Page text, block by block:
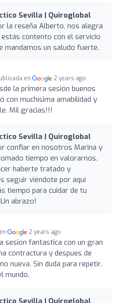
Sevilla | Quiroglobal
la reseña Alberto, nos alegra
estás contento con el servicio
mandamos un saludo fuerte.
en 2 years ago
la primera sesión buenos
con muchísima amabilidad y
Mil gracias!!!
Sevilla | Quiroglobal
confiar en nosotros Marina y
tiempo en valorarnos.
haberte tratado y
seguir viéndote por aquí
tiempo para cuidar de tu
abrazo!
2 years ago
sesion fantastica con un gran
contractura y despues de
nueva. Sin duda para repetir,
mundo.
Sevilla | Quiroglobal